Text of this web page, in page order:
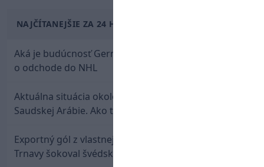
NAJČÍTANEJŠIE ZA 24 HODÍN
Aká je budúcnosť Gernáta a Pánika? Rusi špekulujú
o odchode do NHL
Aktuálna situácia okolo prestupu Haraslína do
Saudskej Arábie. Ako to je?
Exportný gól z vlastnej polovice: Bývalý útočník
Trnavy šokoval švédskeho giganta